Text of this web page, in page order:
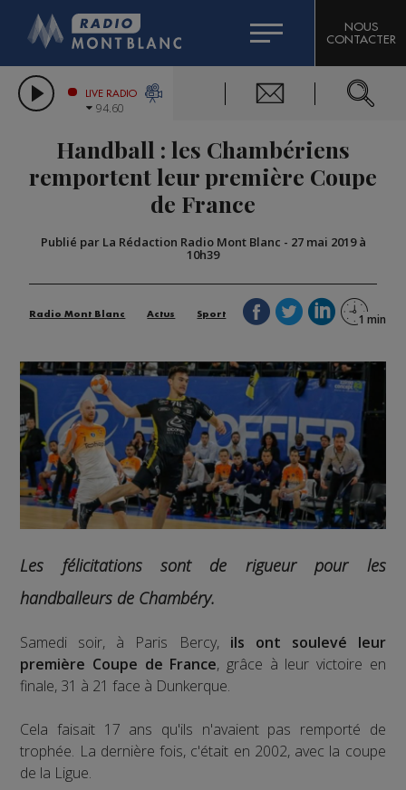
LES CHRONIQUES DE L'EXPERT
CITIZEN MACHINERY
GRAND MASSIF DOMAINES SKIABLES
BIGARD
COMPAGNIE DU MONT-BLANC
NOUS
CONTACTER
LIVE RADIO
94.60
Handball : les Chambériens
remportent leur première Coupe
de France
Publié par La Rédaction Radio Mont Blanc - 27 mai 2019 à
10h39
Radio Mont Blanc Actus Sport
Les félicitations sont de rigueur pour les
handballeurs de Chambéry.
Samedi soir, à Paris Bercy, ils ont soulevé leur
première Coupe de France, grâce à leur victoire en
finale, 31 à 21 face à Dunkerque.
Cela faisait 17 ans qu'ils n'avaient pas remporté de
trophée. La dernière fois, c'était en 2002, avec la coupe
de la Ligue.